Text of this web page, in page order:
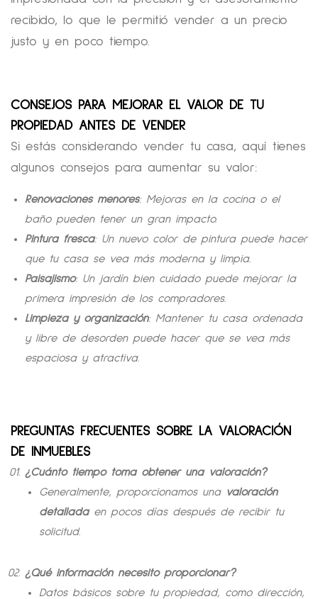
recibido, lo que le permitió vender a un precio
justo y en poco tiempo.
CONSEJOS PARA MEJORAR EL VALOR DE TU
PROPIEDAD ANTES DE VENDER
Si estás considerando vender tu casa, aquí tienes
algunos consejos para aumentar su valor:
Renovaciones menores: Mejoras en la cocina o el
baño pueden tener un gran impacto.
Pintura fresca: Un nuevo color de pintura puede hacer
que tu casa se vea más moderna y limpia.
Paisajismo: Un jardín bien cuidado puede mejorar la
primera impresión de los compradores.
Limpieza y organización: Mantener tu casa ordenada
y libre de desorden puede hacer que se vea más
espaciosa y atractiva.
PREGUNTAS FRECUENTES SOBRE LA VALORACIÓN
DE INMUEBLES
¿Cuánto tiempo toma obtener una valoración?
Generalmente, proporcionamos una valoración
detalladaen pocos días después de recibir tu
solicitud.
¿Qué información necesito proporcionar?
Datos básicos sobre tu propiedad, como dirección,